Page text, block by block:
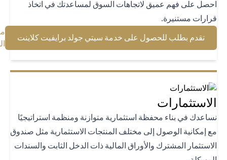
على فهم عميق لاتجاهات السوق لمساعدتك في اتخاذ
مستنيرة.
تقدم بطلب للحصول على خدمة سيتي جولد برايفيت كلاينت(opens in a new tab)
معرفة
المزيد(opens in a new tab)
في بناء محفظة استثمارية متوازنة ومنظمة استراتيجيًا
إمكانية الوصول إلى مختلف المنتجات الاستثمارية مثل صندوق
المشترك والأوراق المالية ذات الدخل الثابت والسندات